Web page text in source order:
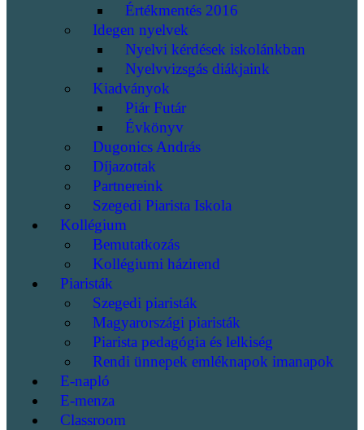
Értékmentés 2016
Idegen nyelvek
Nyelvi kérdések iskolánkban
Nyelvvizsgás diákjaink
Kiadványok
Piár Futár
Évkönyv
Dugonics András
Díjazottak
Partnereink
Szegedi Piarista Iskola
Kollégium
Bemutatkozás
Kollégiumi házirend
Piaristák
Szegedi piaristák
Magyarországi piaristák
Piarista pedagógia és lelkiség
Rendi ünnepek emléknapok imanapok
E-napló
E-menza
Classroom